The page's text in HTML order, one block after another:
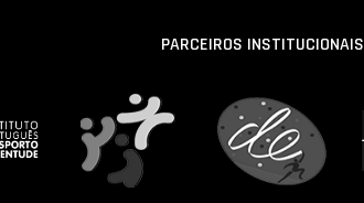
PARCEIROS INSTITUCIONAIS